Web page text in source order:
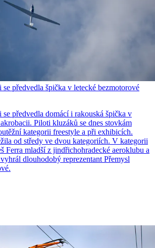
předvedla špička v letecké bezmotorové
předvedla domácí i rakouská špička v
Piloti kluzáků se dnes stovkám
kategorii freestyle a při exhibicích.
od středy ve dvou kategoriích. V kategorii
Ferra mladší z jindřichohradecké aeroklubu a
dlouhodobý reprezentant Přemysl